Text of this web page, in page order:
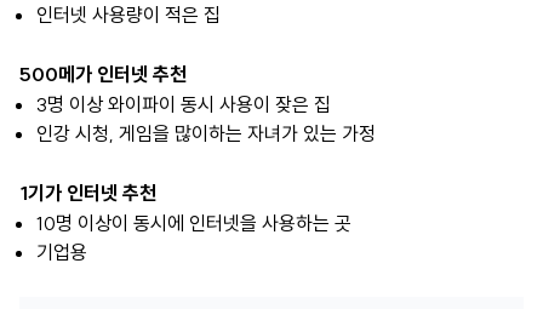
인터넷 사용량이 적은 집
500메가 인터넷 추천
3명 이상 와이파이 동시 사용이 잦은 집
인강 시청, 게임을 많이하는 자녀가 있는 가정
1기가 인터넷 추천
10명 이상이 동시에 인터넷을 사용하는 곳
기업용